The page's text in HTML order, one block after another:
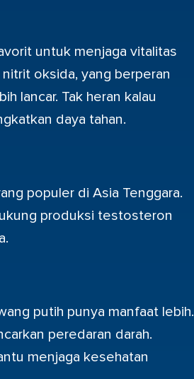
untuk menjaga vitalitas
oksida, yang berperan
lancar. Tak heran kalau
daya tahan.
populer di Asia Tenggara.
produksi testosteron
putih punya manfaat lebih.
peredaran darah.
menjaga kesehatan